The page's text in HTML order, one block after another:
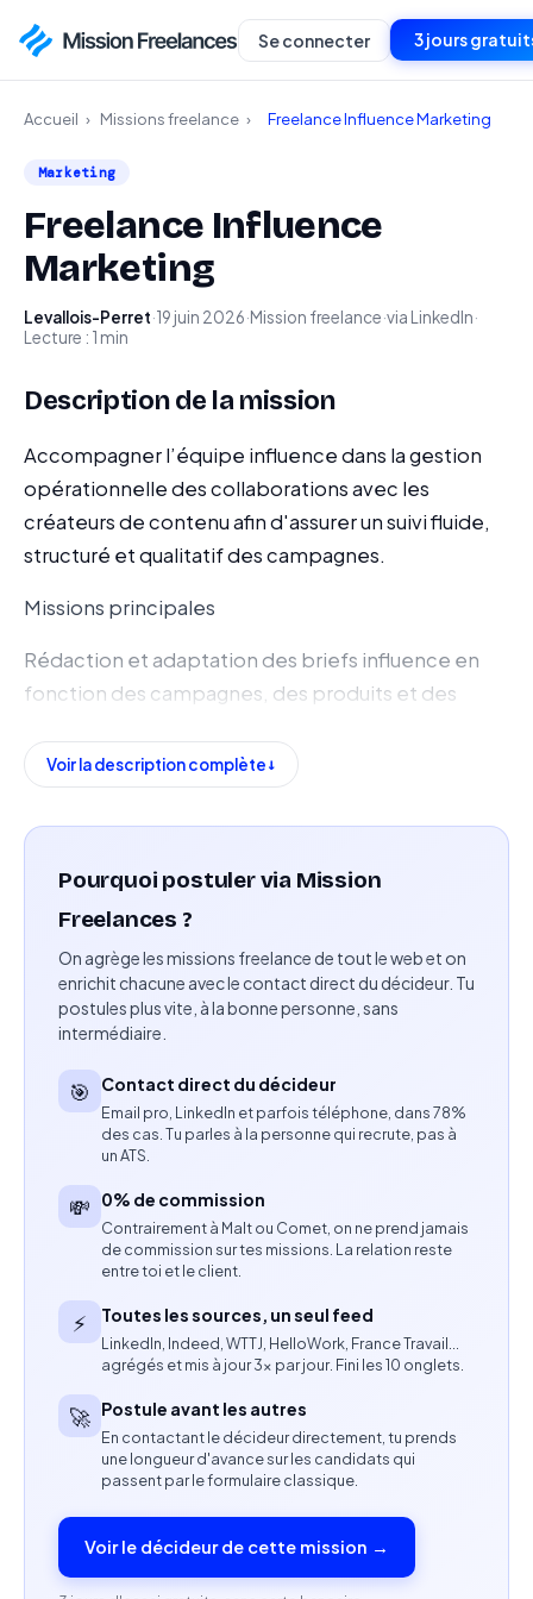
Se connecter 3 jours
Accueil › Missions freelance › Freelance Influence Marketing
Marketing
Freelance Influence
Marketing
Levallois-Perret·19 juin 2026·Mission freelance·via LinkedIn·
Lecture : 1 min
Description de la mission
Accompagner l’équipe influence dans la gestion
opérationnelle des collaborations avec les
créateurs de contenu afin d'assurer un suivi fluide,
structuré et qualitatif des campagnes.
Missions principales
Rédaction et adaptation des briefs influence en
fonction des campagnes, des produits et des
Suivi opérationnel des collaborations en cours
Gestion des relances, des échéances et des
Échanges quotidiens avec les créateurs de
contenu pour garantir la bonne compréhension
des attentes
Vérification des contenus avant publication dans le
respect des briefs, des mentions, des claims et
des standards de qualité
Coordination avec les équipes influence, création
et acquisition lorsque certains contenus
présentent un potentiel d’exploitation
Réalisation de reportings sur l’avancement des
collaborations et les contenus livrés
Compétences attendues
Expérience en influence marketing
Capacité à gérer plusieurs collaborations
simultanément
Excellentes compétences organisationnelles et
sens du détail
Voir la description complète
Pourquoi postuler via Mission
Freelances ?
On agrège les missions freelance de tout le web et on
enrichit chacune avec le contact direct du décideur. Tu
postules plus vite, à la bonne personne, sans
intermédiaire.
🎯 Contact direct du décideur
Email pro, LinkedIn et parfois téléphone, dans 78%
des cas. Tu parles à la personne qui recrute, pas à
un ATS.
💸 0% de commission
Contrairement à Malt ou Comet, on ne prend jamais
de commission sur tes missions. La relation reste
entre toi et le client.
⚡ Toutes les sources, un seul feed
LinkedIn, Indeed, WTTJ, HelloWork, France Travail…
agrégés et mis à jour 3× par jour. Fini les 10 onglets.
🚀 Postule avant les autres
En contactant le décideur directement, tu prends
une longueur d'avance sur les candidats qui
passent par le formulaire classique.
Voir le décideur de cette mission →